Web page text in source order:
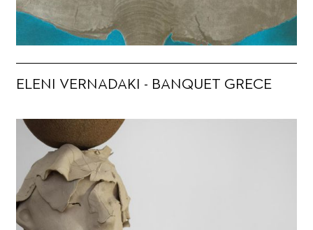
ELENI VERNADAKI - BANQUET GRECE